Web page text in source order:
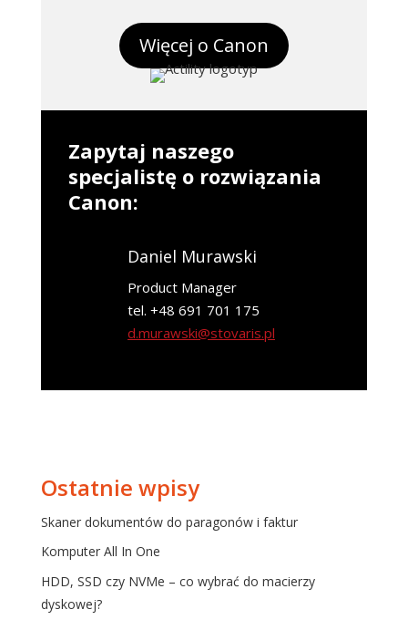
Więcej o Canon
Zapytaj naszego
specjalistę o rozwiązania
Canon:
Daniel Murawski
Product Manager
tel. +48 691 701 175
d.murawski@stovaris.pl
Ostatnie wpisy
Skaner dokumentów do paragonów i faktur
Komputer All In One
HDD, SSD czy NVMe – co wybrać do macierzy
dyskowej?